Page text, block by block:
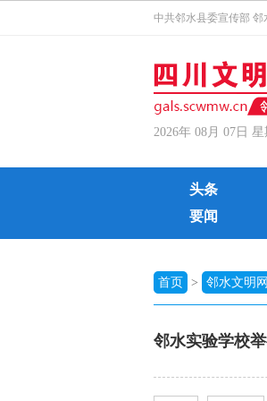
中共邻水县委宣传部
2026年 08月 07日 星
头条
要闻
首页 > 邻水文明网
邻水实验学校